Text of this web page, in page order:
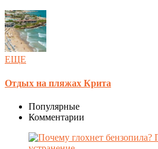
ЕЩЕ
Отдых на пляжах Крита
Популярные
Комментарии